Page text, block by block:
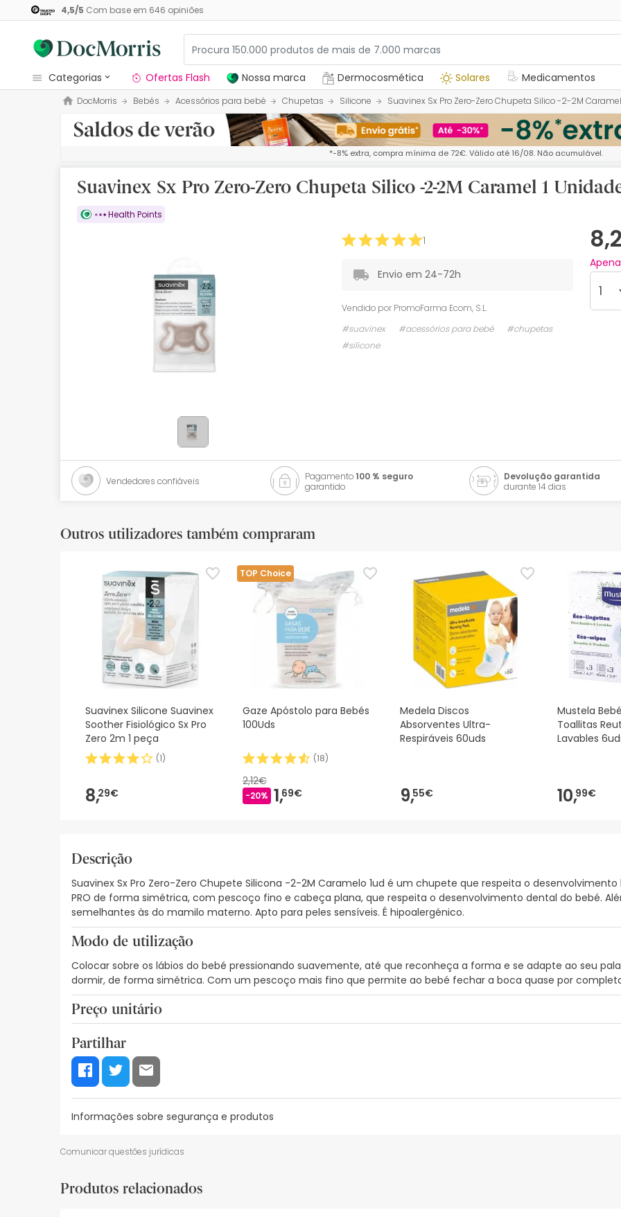
4,5/5 Com base em 646 opiniões
categorias
Dermocosmetica
Nossa marca
Medicamentos
Cosmética
Promoções
Mais vendidos
Ofertas Flash Nossa marca Dermocosmética Solares Medicamentos
DocMorris Bebés Acessórios para bebé Chupetas Silicone Suavinex Sx Pro Zero-Zero Chupeta Silico -2-2M
*-8% extra, compra mínima de 72€. Válido até 16/08. Não acumulável.
Suavinex Sx Pro Zero-Zero Chupeta Silico -2-2M Caramel 1
Health Points
1
Envio em 24-72h
Vendido por PromoFarma Ecom, S.L.
#suavinex
#acessórios para bebé
#chupetas
#silicone
Vendedores confiáveis Pagamento100 % seguro
garantido
Devolução garantida
durante 14 dias
Outros utilizadores também compraram
Suavinex Silicone Suavinex
Soother Fisiológico Sx Pro
Zero 2m 1 peça
(1)
8,29€
TOP Choice
Gaze Apóstolo para Bebés
100Uds
(18)
2,12€
-20% 1,69€
Medela Discos
Absorventes Ultra-
Respiráveis 60uds
9,55€
Mustela
Toallitas
Lavables
10,99€
Descrição
Suavinex Sx Pro Zero-Zero Chupete Silicona -2-2M Caramelo 1ud é um chupete que respeita o
PRO de forma simétrica, com pescoço fino e cabeça plana, que respeita o desenvolvimento dental do bebé.
semelhantes às do mamilo materno. Apto para peles sensíveis. É hipoalergénico.
Modo de utilização
Colocar sobre os lábios do bebé pressionando suavemente, até que reconheça a forma e se adapte ao seu
dormir, de forma simétrica. Com um pescoço mais fino que permite ao bebé fechar a boca quase por
Preço unitário
Partilhar
Informações sobre segurança e produtos
Recursos de segurança visual
De momento, não dispomos de imagens de segurança para este produto, mas estamos a trabalhar nisso.
Comunicar questões jurídicas
Produtos relacionados